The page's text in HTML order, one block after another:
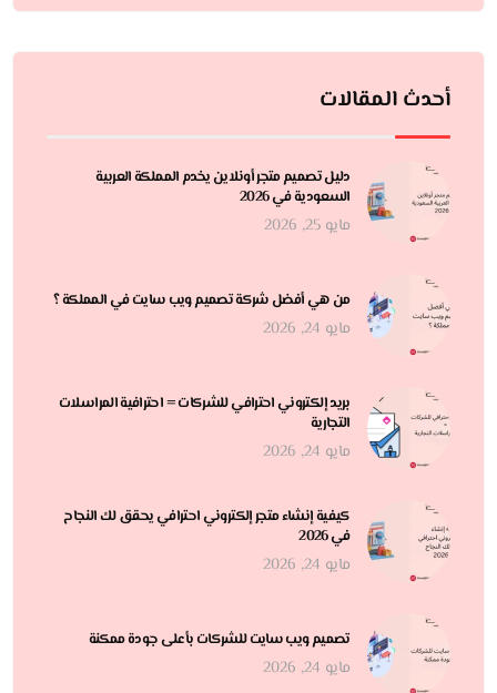
أحدث المقالات
دليل تصميم متجر أونلاين يخدم المملكة العربية
السعودية في 2026
مايو 25, 2026
من هي أفضل شركة تصميم ويب سايت في المملكة ؟
مايو 24, 2026
بريد إلكتروني احترافي للشركات = احترافية المراسلات
التجارية
مايو 24, 2026
كيفية إنشاء متجر إلكتروني احترافي يحقق لك النجاح
في 2026
مايو 24, 2026
تصميم ويب سايت للشركات بأعلى جودة ممكنة
مايو 24, 2026